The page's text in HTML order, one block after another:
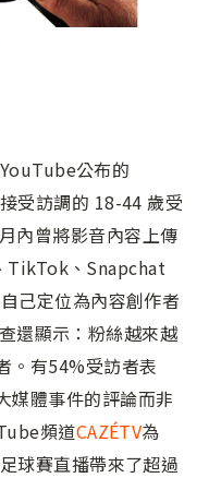
公布的
受訪調的 18-44 歲受
內曾將影音內容上傳
TikTok、Snapchat
己定位為內容創作者
還顯示：粉絲越來越
。有54%受訪者表
媒體事件的評論而非
頻道CAZÉTV為
球賽直播帶來了超過